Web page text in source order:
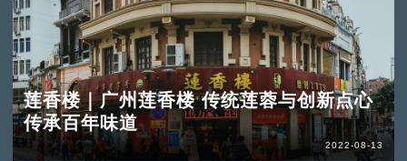
莲香楼｜广州莲香楼 传统莲蓉与创新点心
传承百年味道
2022-08-13